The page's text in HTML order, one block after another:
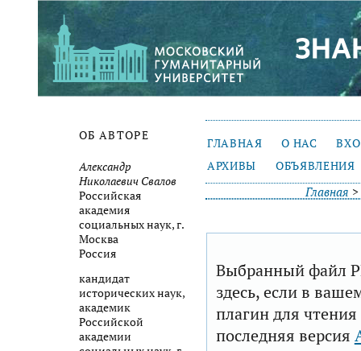
ОБ АВТОРЕ
Александр
Николаевич Свалов
Российская
академия
социальных наук, г.
Москва
Россия
кандидат
исторических наук,
академик
Российской
академии
ГЛАВНАЯ О НАС
АРХИВЫ
ОБЪЯВЛЕНИЯ
Главная
Выбранный файл
здесь, если в
плагин для
последняя версия